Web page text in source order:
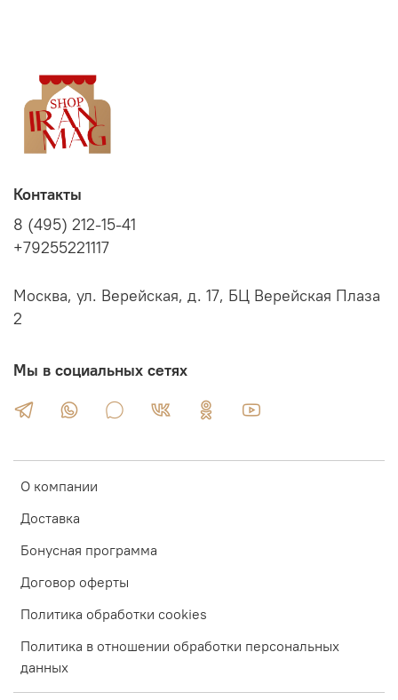
О компании
Доставка
Бонусная программа
Договор оферты
Политика обработки cookies
Политика в отношении обработки персональных
данных
Контакты
8 (495) 212-15-41
+79255221117
Москва, ул. Верейская, д. 17, БЦ Верейская Плаза
2
Мы в социальных сетях